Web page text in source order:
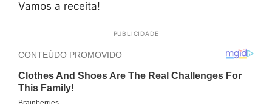
Vamos a receita!
PUBLICIDADE